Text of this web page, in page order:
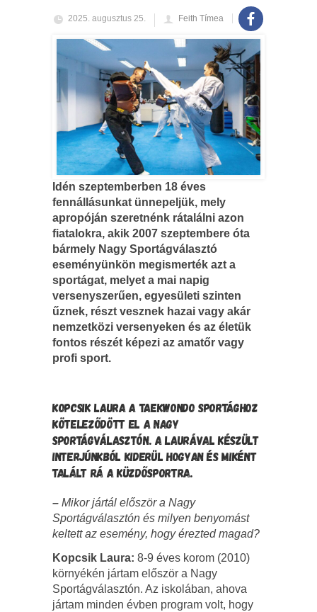
2025. augusztus 25. Feith Tímea
Idén szeptemberben 18 éves
fennállásunkat ünnepeljük, mely
apropóján szeretnénk rátalálni azon
fiatalokra, akik 2007 szeptembere óta
bármely Nagy Sportágválasztó
eseményünkön megismerték azt a
sportágat, melyet a mai napig
versenyszerűen, egyesületi szinten
űznek, részt vesznek hazai vagy akár
nemzetközi versenyeken és az életük
fontos részét képezi az amatőr vagy
profi sport.
KOPCSIK LAURA A TAEKWONDO SPORTÁGHOZ
KÖTELEZŐDÖTT EL A NAGY
SPORTÁGVÁLASZTÓN. A LAURÁVAL KÉSZÜLT
INTERJÚNKBÓL KIDERÜL HOGYAN ÉS MIKÉNT
TALÁLT RÁ A KÜZDŐSPORTRA.
– Mikor jártál először a Nagy
Sportágválasztón és milyen benyomást
keltett az esemény, hogy érezted magad?
Kopcsik Laura: 8-9 éves korom (2010)
környékén jártam először a Nagy
Sportágválasztón. Az iskolában, ahova
jártam minden évben program volt, hogy